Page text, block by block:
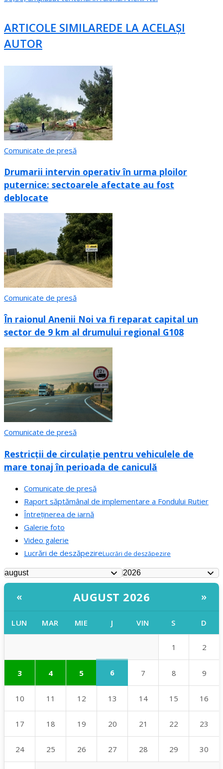
ARTICOLE SIMILAREDE LA ACELAȘI
AUTOR
Comunicate de presă
Drumarii intervin operativ în urma ploilor
puternice: sectoarele afectate au fost
deblocate
Comunicate de presă
În raionul Anenii Noi va fi reparat capital un
sector de 9 km al drumului regional G108
Comunicate de presă
Restricții de circulație pentru vehiculele de
mare tonaj în perioada de caniculă
Comunicate de presă
Raport săptămânal de implementare a Fondului Rutier
Întreținerea de iarnă
Galerie foto
Video galerie
Lucrări de deszăpezireLucrări de deszăpezire
« AUGUST 2026 »
LUN MAR MIE J VIN S D
1 2
3 4 5 6 7 8 9
10 11 12 13 14 15 16
17 18 19 20 21 22 23
24 25 26 27 28 29 30